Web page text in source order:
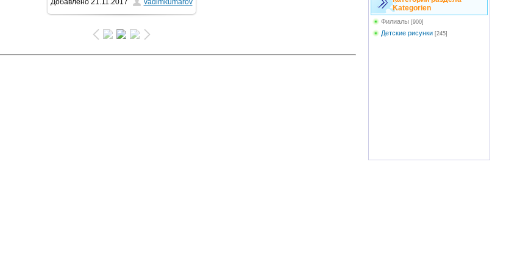
90.3Kb
Добавлено21.11.2017 vadimkumarov
Kategorien
Филиалы [900]
Детские рисунки [245]